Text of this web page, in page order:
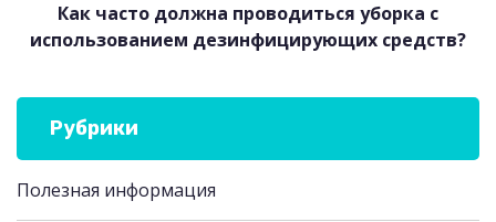
Как часто должна проводиться уборка с
использованием дезинфицирующих средств?
Рубрики
Полезная информация